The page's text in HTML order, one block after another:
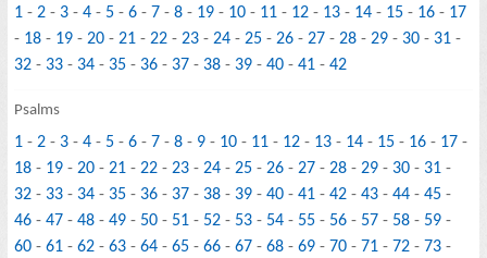
1 -2 - 3 -4 - 5 -6 - 7 -8 - 19 - 10 - 11 - 12 - 13 - 14 - 15 - 16 - 17
- 18 - 19 -20 -21 -22 -23 -24 -25 -26 -27 -28 -29 - 30 - 31 -
32 - 33 - 34 - 35 - 36 - 37 - 38 - 39 -40 -41 -42
Psalms
1 -2 - 3 -4 - 5 -6 - 7 -8 - 9 - 10 - 11 - 12 - 13 - 14 - 15 - 16 - 17 -
18 - 19 -20 -21 -22 -23 -24 -25 -26 -27 -28 -29 - 30 - 31 -
32 - 33 - 34 - 35 - 36 - 37 - 38 - 39 -40 -41 -42 -43 -44 -45 -
46 -47 -48 -49 - 50 - 51 - 52 - 53 - 54 - 55 - 56 - 57 - 58 - 59 -
60 -61 -62 -63 -64 -65 -66 -67 -68 -69 - 70 - 71 - 72 - 73 -